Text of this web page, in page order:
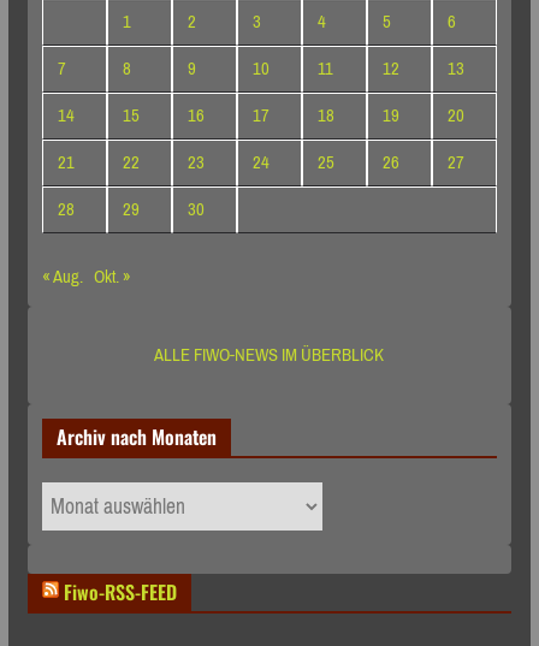
1
2 3 4 5
6
7
8 9 10 11 12
13
14
15 16 17 18 19
20
21
22 23 24 25 26
27
28
29
30
« Aug. Okt. »
ALLE FIWO-NEWS IM ÜBERBLICK
Archiv nach Monaten
Archiv
nach
Fiwo-RSS-FEED